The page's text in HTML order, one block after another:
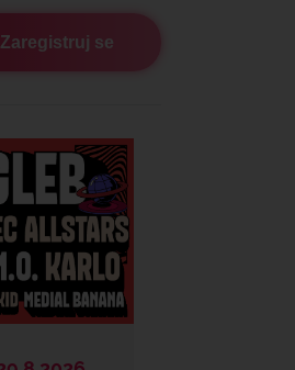
Zaregistruj se